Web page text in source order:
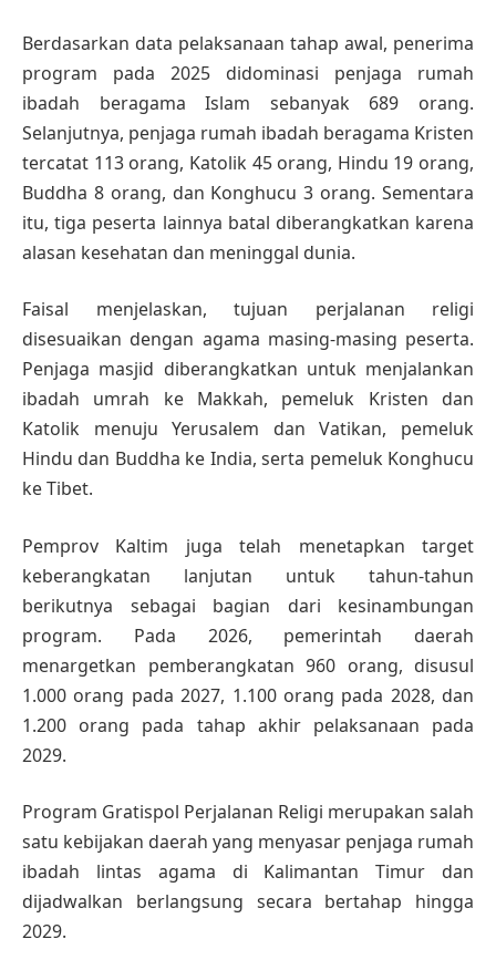
Berdasarkan data pelaksanaan tahap awal, penerima
program pada 2025 didominasi penjaga rumah
ibadah beragama Islam sebanyak 689 orang.
Selanjutnya, penjaga rumah ibadah beragama Kristen
tercatat 113 orang, Katolik 45 orang, Hindu 19 orang,
Buddha 8 orang, dan Konghucu 3 orang. Sementara
itu, tiga peserta lainnya batal diberangkatkan karena
alasan kesehatan dan meninggal dunia.
Faisal menjelaskan, tujuan perjalanan religi
disesuaikan dengan agama masing-masing peserta.
Penjaga masjid diberangkatkan untuk menjalankan
ibadah umrah ke Makkah, pemeluk Kristen dan
Katolik menuju Yerusalem dan Vatikan, pemeluk
Hindu dan Buddha ke India, serta pemeluk Konghucu
ke Tibet.
Pemprov Kaltim juga telah menetapkan target
keberangkatan lanjutan untuk tahun-tahun
berikutnya sebagai bagian dari kesinambungan
program. Pada 2026, pemerintah daerah
menargetkan pemberangkatan 960 orang, disusul
1.000 orang pada 2027, 1.100 orang pada 2028, dan
1.200 orang pada tahap akhir pelaksanaan pada
2029.
Program Gratispol Perjalanan Religi merupakan salah
satu kebijakan daerah yang menyasar penjaga rumah
ibadah lintas agama di Kalimantan Timur dan
dijadwalkan berlangsung secara bertahap hingga
2029.